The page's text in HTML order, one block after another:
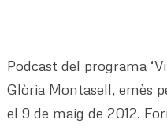
Podcast del programa
Glòria Montasell, emès
el 9 de maig de 2012.